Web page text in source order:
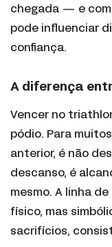
chegada — e
pode influenciar
confiança.
A diferença
Vencer no
pódio. Para
anterior, é não
descanso, é
mesmo. A linha
físico, mas
sacrifícios,